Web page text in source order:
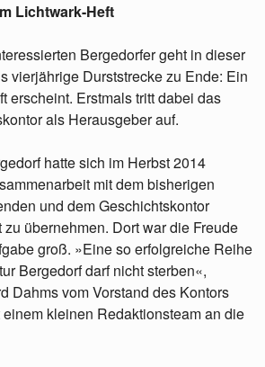
Lichtwark-Heft
Bergedorfer geht in dieser
vierjährige Durststrecke zu Ende: Ein
erscheint. Erstmals tritt dabei das
als Herausgeber auf.
hatte sich im Herbst 2014
mit dem bisherigen
und dem Geschichtskontor
übernehmen. Dort war die Freude
groß. »Eine so erfolgreiche Reihe
Bergedorf darf nicht sterben«,
Dahms vom Vorstand des Kontors
kleinen Redaktionsteam an die